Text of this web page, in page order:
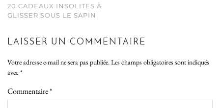
20 CADEAUX INSOLITES À
GLISSER SOUS LE SAPIN
LAISSER UN COMMENTAIRE
Votre adresse e-mail ne sera pas publiée.Les champs obligatoires sont indiqués
avec *
Commentaire*